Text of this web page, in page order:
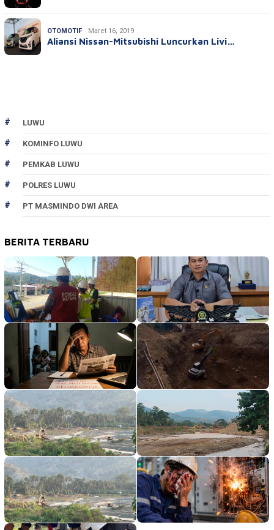
OTOMOTIF Maret 16, 2019
Aliansi Nissan-Mitsubishi Luncurkan Livi…
LUWU
KOMINFO LUWU
PEMKAB LUWU
POLRES LUWU
PT MASMINDO DWI AREA
BERITA TERBARU